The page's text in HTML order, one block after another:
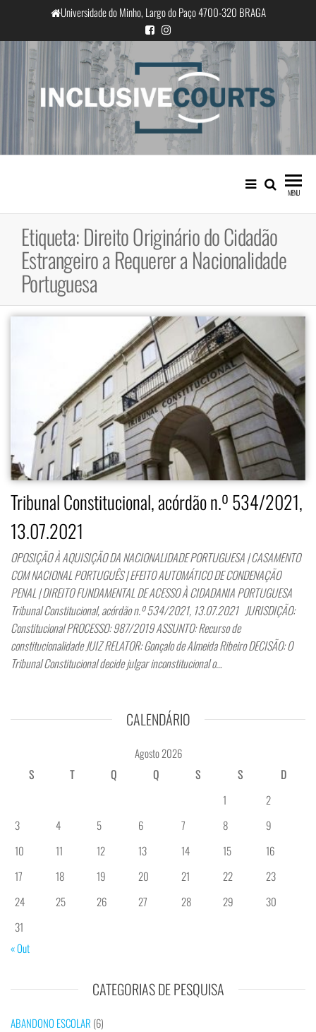
o
conteúdo
Universidade do Minho, Largo do Paço 4700-320 BRAGA
InclusiveCourts
Igualdade e diferença cultural na
prática judicial portuguesa
MENU
Etiqueta:Direito Originário do Cidadão
Estrangeiro a Requerer a Nacionalidade
Portuguesa
Tribunal Constitucional, acórdão n.º 534/2021,
13.07.2021
OPOSIÇÃO À AQUISIÇÃO DA NACIONALIDADE PORTUGUESA | CASAMENTO
COM NACIONAL PORTUGUÊS | EFEITO AUTOMÁTICO DE CONDENAÇÃO
PENAL | DIREITO FUNDAMENTAL DE ACESSO À CIDADANIA PORTUGUESA
Tribunal Constitucional, acórdão n.º 534/2021, 13.07.2021 JURISDIÇÃO:
Constitucional PROCESSO: 987/2019 ASSUNTO: Recurso de
constitucionalidade JUIZ RELATOR: Gonçalo de Almeida Ribeiro DECISÃO: O
Tribunal Constitucional decide julgar inconstitucional o…
CALENDÁRIO
Agosto 2026
S
T Q Q S S
D
1
2
3
4 5 6 7 8
9
10
11 12 13 14 15
16
17
18 19 20 21 22
23
24
25 26 27 28 29
30
31
« Out
CATEGORIAS DE PESQUISA
ABANDONO ESCOLAR (6)